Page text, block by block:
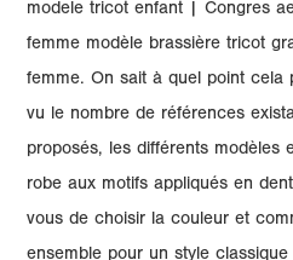
modele tricot enfant | Congres
femme modèle brassière tricot
femme. On sait à quel point cela
vu le nombre de références
proposés, les différents modèles
robe aux motifs appliqués en
vous de choisir la couleur et
ensemble pour un style